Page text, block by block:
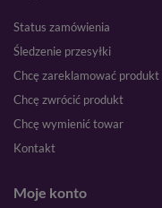
Status zamówienia
Śledzenie przesyłki
Chcę zareklamować produkt
Chcę zwrócić produkt
Chcę wymienić towar
Kontakt
Moje konto